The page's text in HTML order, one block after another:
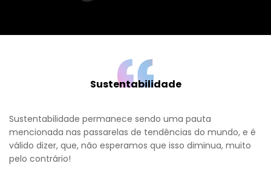
Sustentabilidade
Sustentabilidade permanece sendo uma pauta
mencionada nas passarelas de tendências do mundo, e é
válido dizer, que, não esperamos que isso diminua, muito
pelo contrário!